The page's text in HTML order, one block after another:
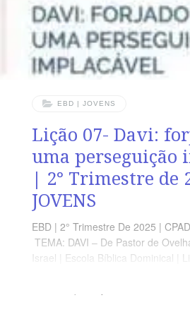
EBD | JOVENS
Lição 07- Davi:
uma perseguição
| 2° Trimestre de
JOVENS
EBD | 2° Trimestre De 2025 |
TEMA: DAVI – De Pastor de
Israel | Escola Bíblica Dominical |